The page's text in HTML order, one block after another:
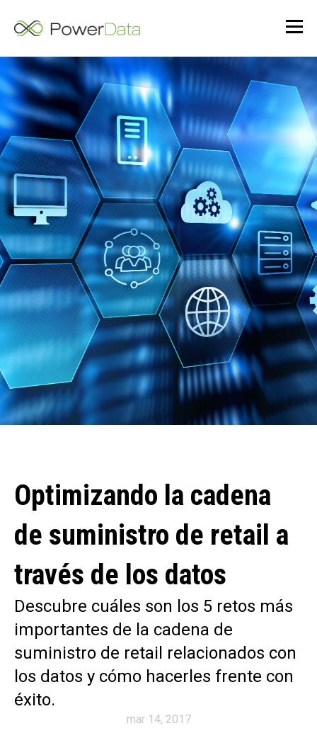
Optimizando la cadena
de suministro de retail a
través de los datos
Descubre cuáles son los 5 retos más
importantes de la cadena de
suministro de retail relacionados con
los datos y cómo hacerles frente con
éxito.
mar 14, 2017